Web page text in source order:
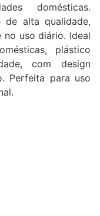
domésticas.
de alta qualidade,
uso diário. Ideal
plástico
com design
Perfeita para uso